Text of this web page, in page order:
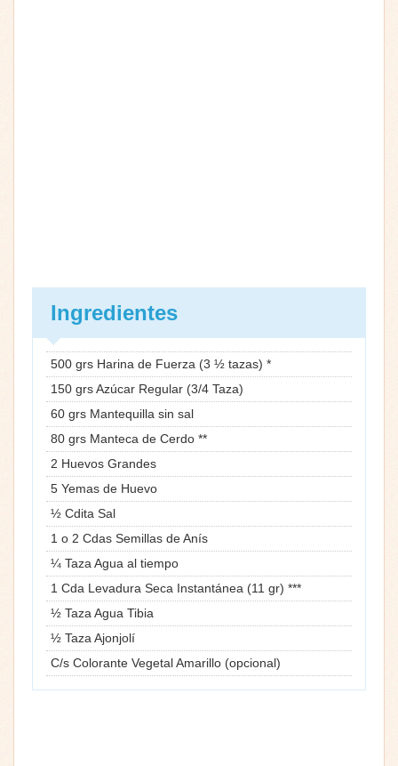
Ingredientes
500 grs Harina de Fuerza (3 ½ tazas) *
150 grs Azúcar Regular (3/4 Taza)
60 grs Mantequilla sin sal
80 grs Manteca de Cerdo **
2 Huevos Grandes
5 Yemas de Huevo
½ Cdita Sal
1 o 2 Cdas Semillas de Anís
¼ Taza Agua al tiempo
1 Cda Levadura Seca Instantánea (11 gr) ***
½ Taza Agua Tibia
½ Taza Ajonjolí
C/s Colorante Vegetal Amarillo (opcional)